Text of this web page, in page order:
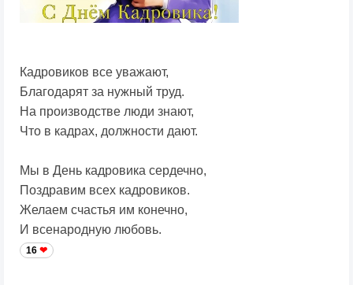
Кадровиков все уважают,
Благодарят за нужный труд.
На производстве люди знают,
Что в кадрах, должности дают.
Мы в День кадровика сердечно,
Поздравим всех кадровиков.
Желаем счастья им конечно,
И всенародную любовь.
16